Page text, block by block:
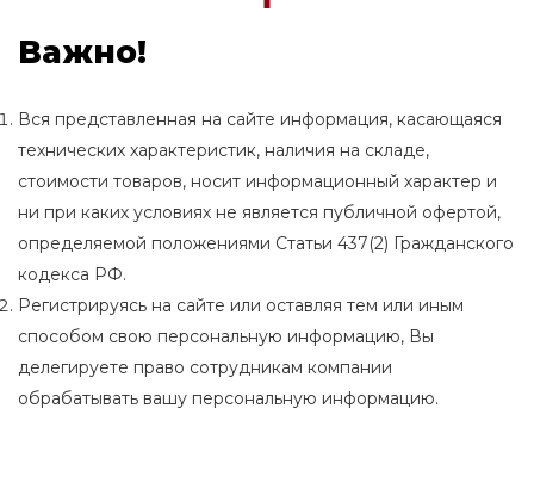
Важно!
Вся представленная на сайте информация, касающаяся
технических характеристик, наличия на складе,
стоимости товаров, носит информационный характер и
ни при каких условиях не является публичной офертой,
определяемой положениями Статьи 437(2) Гражданского
кодекса РФ.
Регистрируясь на сайте или оставляя тем или иным
способом свою персональную информацию, Вы
делегируете право сотрудникам компании
обрабатывать вашу персональную информацию.